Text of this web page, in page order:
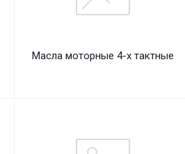
Масла моторные 4-х тактные